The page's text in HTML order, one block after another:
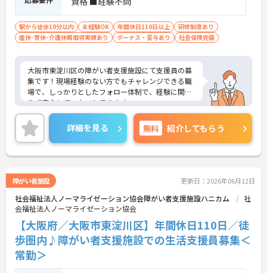
駅から徒歩10分以内 未経験OK 年間休日110日以上
研修制度あり
産休･育休･介護休暇取得実績あり
ボーナス・賞与あり 社会保険完備
大阪市東淀川区の障がい者支援施設にて支援員の募
集です！現場経験のない方でもチャレンジできる職
場で、しっかりとしたフォロー体制で、経験に関わ
らず安心してスタートできます。
ご興味のある方には、面接対策ポイントなどさらに
詳細お伝えしますので、お気軽にお問い合わせくだ
さい♪
詳細を見る 無料 紹介してもらう
障がい者施設 更新日：2026年06月12日
社会福祉法人ノーマライゼーション協会障がい者支援施設ハニカム
社
会福祉法人ノーマライゼーション協会
【大阪府／大阪市東淀川区】年間休日110日／徒
歩圏内♪障がい者支援施設での生活支援員募集＜
常勤＞